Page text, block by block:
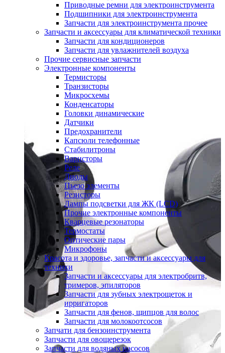
Приводные ремни для электроинструмента
Подшипники для электроинструмента
Запчасти для электроинструмента прочее
Запчасти и аксессуары для климатической техники
Запчасти для кондиционеров
Запчасти для увлажнителей воздуха
Прочие сервисные запчасти
Электронные компоненты
Термисторы
Транзисторы
Микросхемы
Конденсаторы
Головки динамические
Датчики
Предохранители
Капсюли телефонные
Стабилитроны
Варисторы
Реле
Диоды
Пьезо элементы
Резисторы
Лампы подсветки для ЖК (LCD)
Прочие электронные компоненты
Кварцевые резонаторы
Термостаты
Оптические пары
Микрофоны
Красота и здоровье, запчасти и аксессуары для
техники
Запчасти и аксессуары для электробритв,
тримеров, эпиляторов
Запчасти для зубных электрощеток и
ирригаторов
Запчасти для фенов, щипцов для волос
Запчасти для молокоотсосов
Запчати для бензоинструмента
Запчасти для овощерезок
Запчасти для водяных насосов